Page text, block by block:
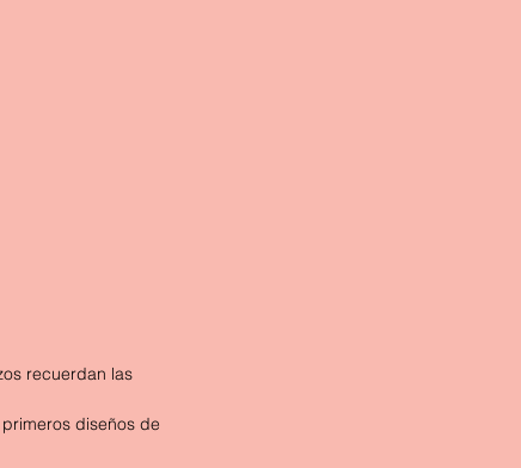
recuerdan las
diseños de